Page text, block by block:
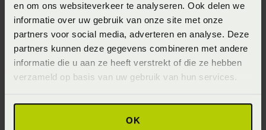
en om ons websiteverkeer te analyseren. Ook delen we
informatie over uw gebruik van onze site met onze
partners voor social media, adverteren en analyse. Deze
partners kunnen deze gegevens combineren met andere
informatie die u aan ze heeft verstrekt of die ze hebben
verzameld op basis van uw gebruik van hun services.
OK
Wasinstructie
Maximaal 30 graden voorzichtig (Voorzichtig en maximaal
30 graden wassen)
Afmeting